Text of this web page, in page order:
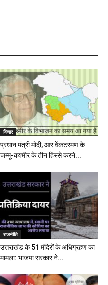
विचार
प्रधान मंत्री मोदी, आर वेंकटरमण के
जम्मू-कश्मीर के तीन हिस्से करने...
राजनीति
उत्तराखंड के 51 मंदिरों के अधिग्रहण का
मामला: भाजपा सरकार ने...